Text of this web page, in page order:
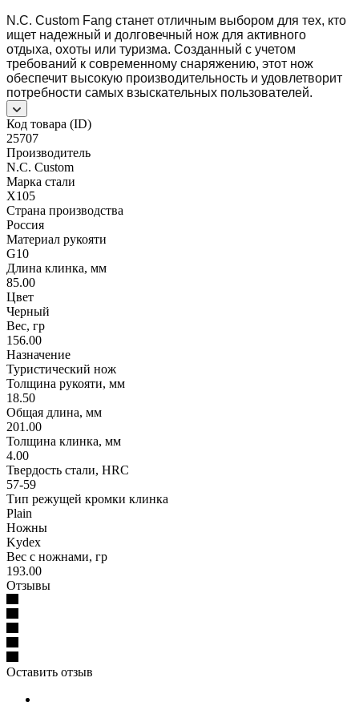
N.C. Custom Fang станет отличным выбором для тех, кто
ищет надежный и долговечный нож для активного
отдыха, охоты или туризма. Созданный с учетом
требований к современному снаряжению, этот нож
обеспечит высокую производительность и удовлетворит
потребности самых взыскательных пользователей.
Код товара (ID)
25707
Производитель
N.C. Custom
Марка стали
X105
Страна производства
Россия
Материал рукояти
G10
Длина клинка, мм
85.00
Цвет
Черный
Вес, гр
156.00
Назначение
Туристический нож
Толщина рукояти, мм
18.50
Общая длина, мм
201.00
Толщина клинка, мм
4.00
Твердость стали, HRC
57-59
Тип режущей кромки клинка
Plain
Ножны
Kydex
Вес с ножнами, гр
193.00
Отзывы
Оставить отзыв